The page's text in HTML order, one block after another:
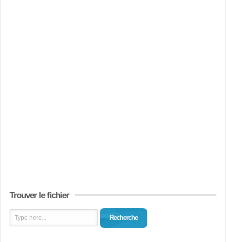
Trouver le fichier
Recherche